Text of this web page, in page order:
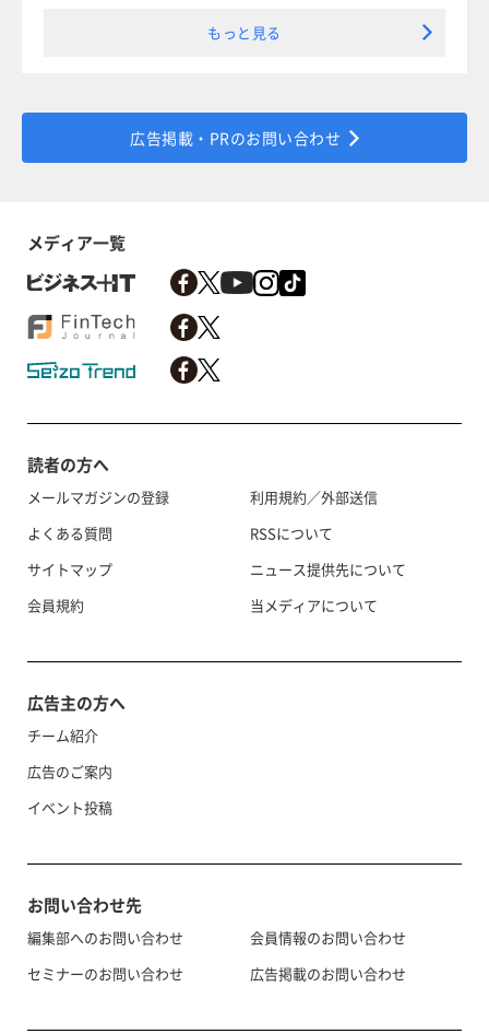
もっと見る
広告掲載・PRのお問い合わせ
メディア一覧
読者の方へ
メールマガジンの登録
よくある質問
サイトマップ
会員規約
利用規約／外部送信
RSSについて
ニュース提供先について
当メディアについて
広告主の方へ
チーム紹介
広告のご案内
イベント投稿
お問い合わせ先
編集部へのお問い合わせ
セミナーのお問い合わせ
会員情報のお問い合わせ
広告掲載のお問い合わせ